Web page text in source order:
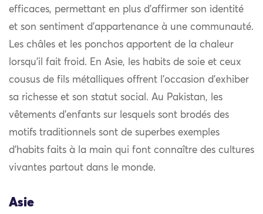
efficaces, permettant en plus d’affirmer son identité
et son sentiment d’appartenance à une communauté.
Les châles et les ponchos apportent de la chaleur
lorsqu’il fait froid. En Asie, les habits de soie et ceux
cousus de fils métalliques offrent l’occasion d’exhiber
sa richesse et son statut social. Au Pakistan, les
vêtements d’enfants sur lesquels sont brodés des
motifs traditionnels sont de superbes exemples
d’habits faits à la main qui font connaître des cultures
vivantes partout dans le monde.
Asie